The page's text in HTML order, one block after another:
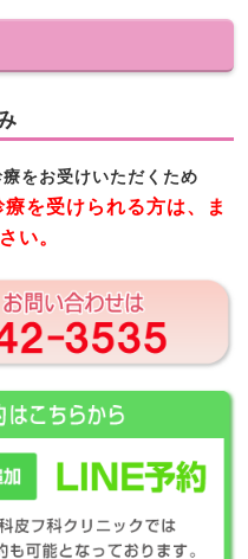
をお受けいただくため
療を受けられる方は、ま
い。